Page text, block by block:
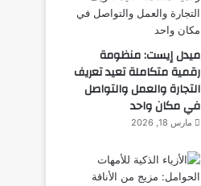
ميدل إيست: منظومة
رقمية متكاملة تعيد تعريف
التجارة والعمل والتواصل
في مكان واحد
مارس 18, 2026